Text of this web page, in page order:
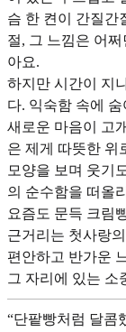
슴 한 켠이 간질간
절, 그 느낌은 어
아요.
하지만 시간이 지
다. 익숙함 속에
새로운 마음이 고
은 제게 따뜻한 위
모양을 보며 웃기
의 순수함을 떠올
요즘도 문득 크림
근거리는 첫사랑
편안하고 반가운
그 자리에 있는 소
“단팥빵처럼 달콤